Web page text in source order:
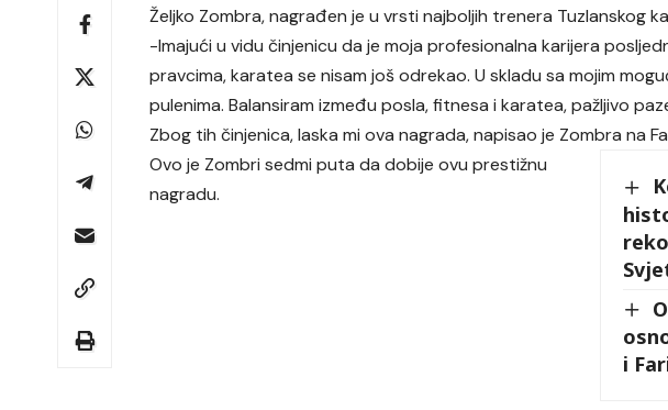
Željko Zombra, nagrađen je u vrsti najboljih trenera Tuzlanskog
-Imajući u vidu činjenicu da je moja profesionalna karijera
pravcima, karatea se nisam još odrekao. U skladu sa mojim
pulenima. Balansiram između posla, fitnesa i karatea, pažljivo
Zbog tih činjenica, laska mi ova nagrada, napisao je Zombra na
i
Ovo je Zombri sedmi puta da dobije ovu prestižnu
nagradu.